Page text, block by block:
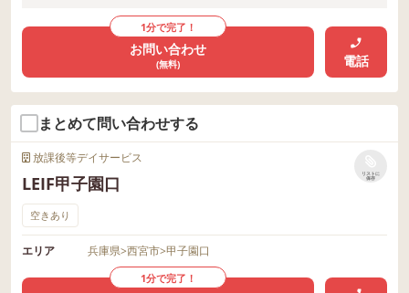
1分で完了！
お問い合わせ
(無料) 電話
まとめて問い合わせする
放課後等デイサービス
LEIF甲子園口
リストに
保存
空きあり
エリア 兵庫県>西宮市>甲子園口
1分で完了！